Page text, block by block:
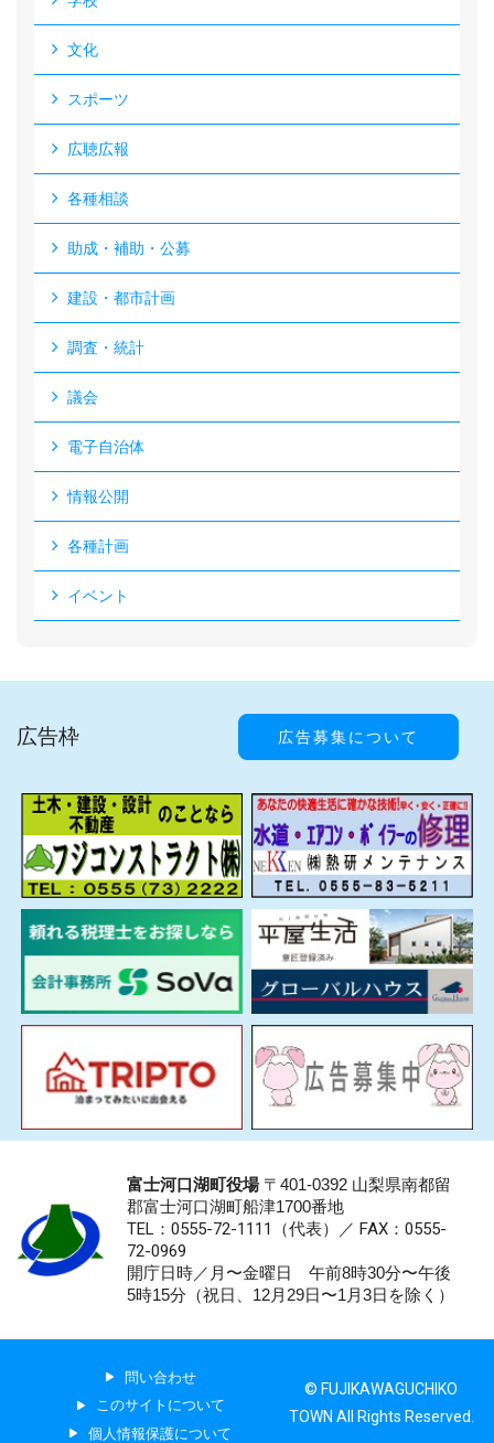
文化
スポーツ
広聴広報
各種相談
助成・補助・公募
建設・都市計画
調査・統計
議会
電子自治体
情報公開
各種計画
イベント
広告枠 広告募集について
富士河口湖町役場〒401-0392 山梨県南都留
郡富士河口湖町船津1700番地
TEL：0555-72-1111 （代表）／ FAX：0555-
72-0969
開庁日時／月〜金曜日 午前8時30分〜午後
5時15分（祝日、12月29日〜1月3日を除く）
問い合わせ
このサイトについて
個人情報保護について
© FUJIKAWAGUCHIKO
TOWN All Rights Reserved.